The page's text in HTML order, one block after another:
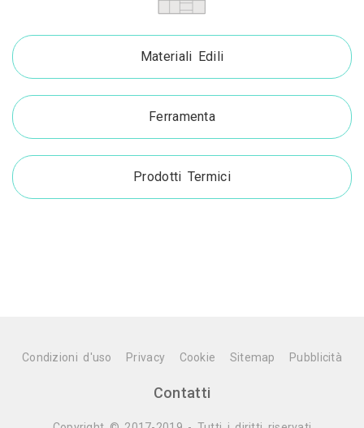
Materiali Edili
Ferramenta
Prodotti Termici
Condizioni d'uso Privacy Cookie Sitemap Pubblicità
Contatti